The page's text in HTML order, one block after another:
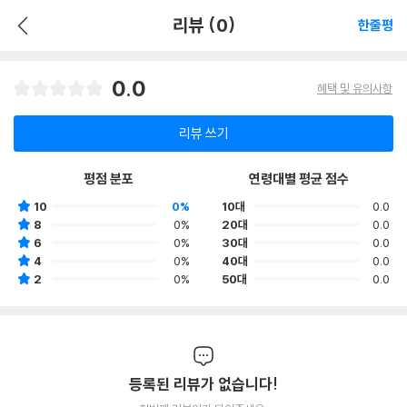
리뷰 (0) 한줄평
0.0 혜택 및 유의사항
리뷰 쓰기
평점 분포
10
0%
8
0%
6
0%
4
0%
2
0%
연령대별 평균 점수
10대
0.0
20대
0.0
30대
0.0
40대
0.0
50대
0.0
등록된 리뷰가 없습니다!